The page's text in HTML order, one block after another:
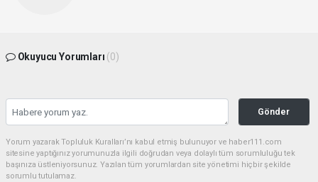
Okuyucu Yorumları (0)
Gönder
Yorum yazarak Topluluk Kuralları’nı kabul etmiş bulunuyor ve haber111.com
sitesine yaptığınız yorumunuzla ilgili doğrudan veya dolaylı tüm sorumluluğu tek
başınıza üstleniyorsunuz. Yazılan tüm yorumlardan site yönetimi hiçbir şekilde
sorumlu tutulamaz.